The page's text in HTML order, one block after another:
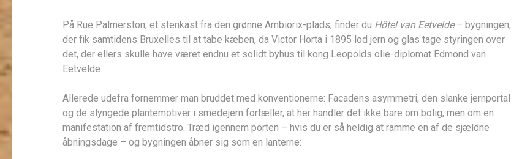
På Rue Palmerston, et stenkast fra den grønne Ambiorix-plads, finder du Hôtel van Eetvelde– bygningen,
der fik samtidens Bruxelles til at tabe kæben, da Victor Horta i 1895 lod jern og glas tage styringen over
det, der ellers skulle have været endnu et solidt byhus til kong Leopolds olie-diplomat Edmond van
Eetvelde.
Allerede udefra fornemmer man bruddet med konventionerne: Facadens asymmetri, den slanke jernportal
og de slyngede plantemotiver i smedejern fortæller, at her handler det ikke bare om bolig, men om en
manifest­­ation af fremtidstro. Træd igennem porten – hvis du er så heldig at ramme en af de sjældne
åbningsdage – og bygningen åbner sig som en lanterne: